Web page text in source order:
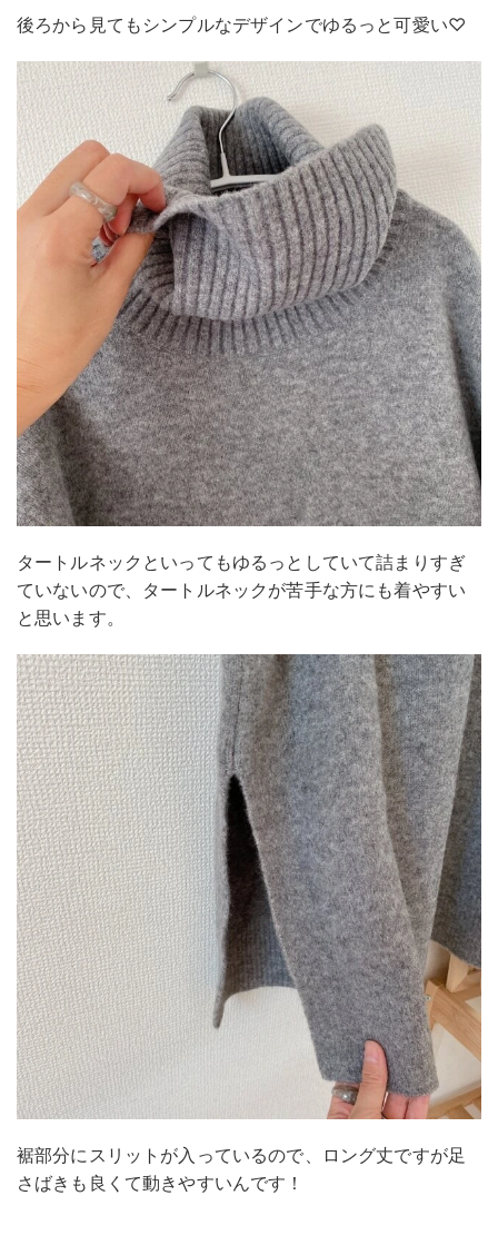
後ろから見てもシンプルなデザインでゆるっと可愛い♡
タートルネックといってもゆるっとしていて詰まりすぎ
ていないので、タートルネックが苦手な方にも着やすい
と思います。
裾部分にスリットが入っているので、ロング丈ですが足
さばきも良くて動きやすいんです！